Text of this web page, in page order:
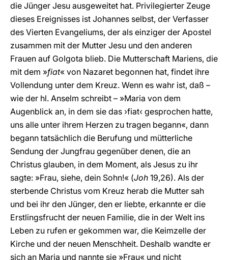
die Jünger Jesu ausgeweitet hat. Privilegierter Zeuge
dieses Ereignisses ist Johannes selbst, der Verfasser
des Vierten Evangeliums, der als einziger der Apostel
zusammen mit der Mutter Jesu und den anderen
Frauen auf Golgota blieb. Die Mutterschaft Mariens, die
mit dem »fiat« von Nazaret begonnen hat, findet ihre
Vollendung unter dem Kreuz. Wenn es wahr ist, daß –
wie der hl. Anselm schreibt – »Maria von dem
Augenblick an, in dem sie das ›fiat‹ gesprochen hatte,
uns alle unter ihrem Herzen zu tragen begann«, dann
begann tatsächlich die Berufung und mütterliche
Sendung der Jungfrau gegenüber denen, die an
Christus glauben, in dem Moment, als Jesus zu ihr
sagte: »Frau, siehe, dein Sohn!« (Joh 19,26). Als der
sterbende Christus vom Kreuz herab die Mutter sah
und bei ihr den Jünger, den er liebte, erkannte er die
Erstlingsfrucht der neuen Familie, die in der Welt ins
Leben zu rufen er gekommen war, die Keimzelle der
Kirche und der neuen Menschheit. Deshalb wandte er
sich an Maria und nannte sie »Frau« und nicht